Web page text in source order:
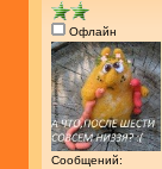
Офлайн
Сообщений: